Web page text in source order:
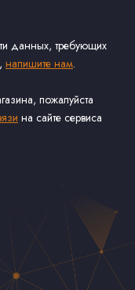
данных, требующих
напишите нам.
пожалуйста
на сайте сервиса